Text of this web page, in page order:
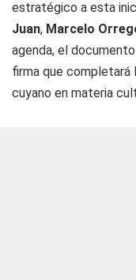
estratégico a esta
Juan, Marcelo
agenda, el
firma que completará
cuyano en materia